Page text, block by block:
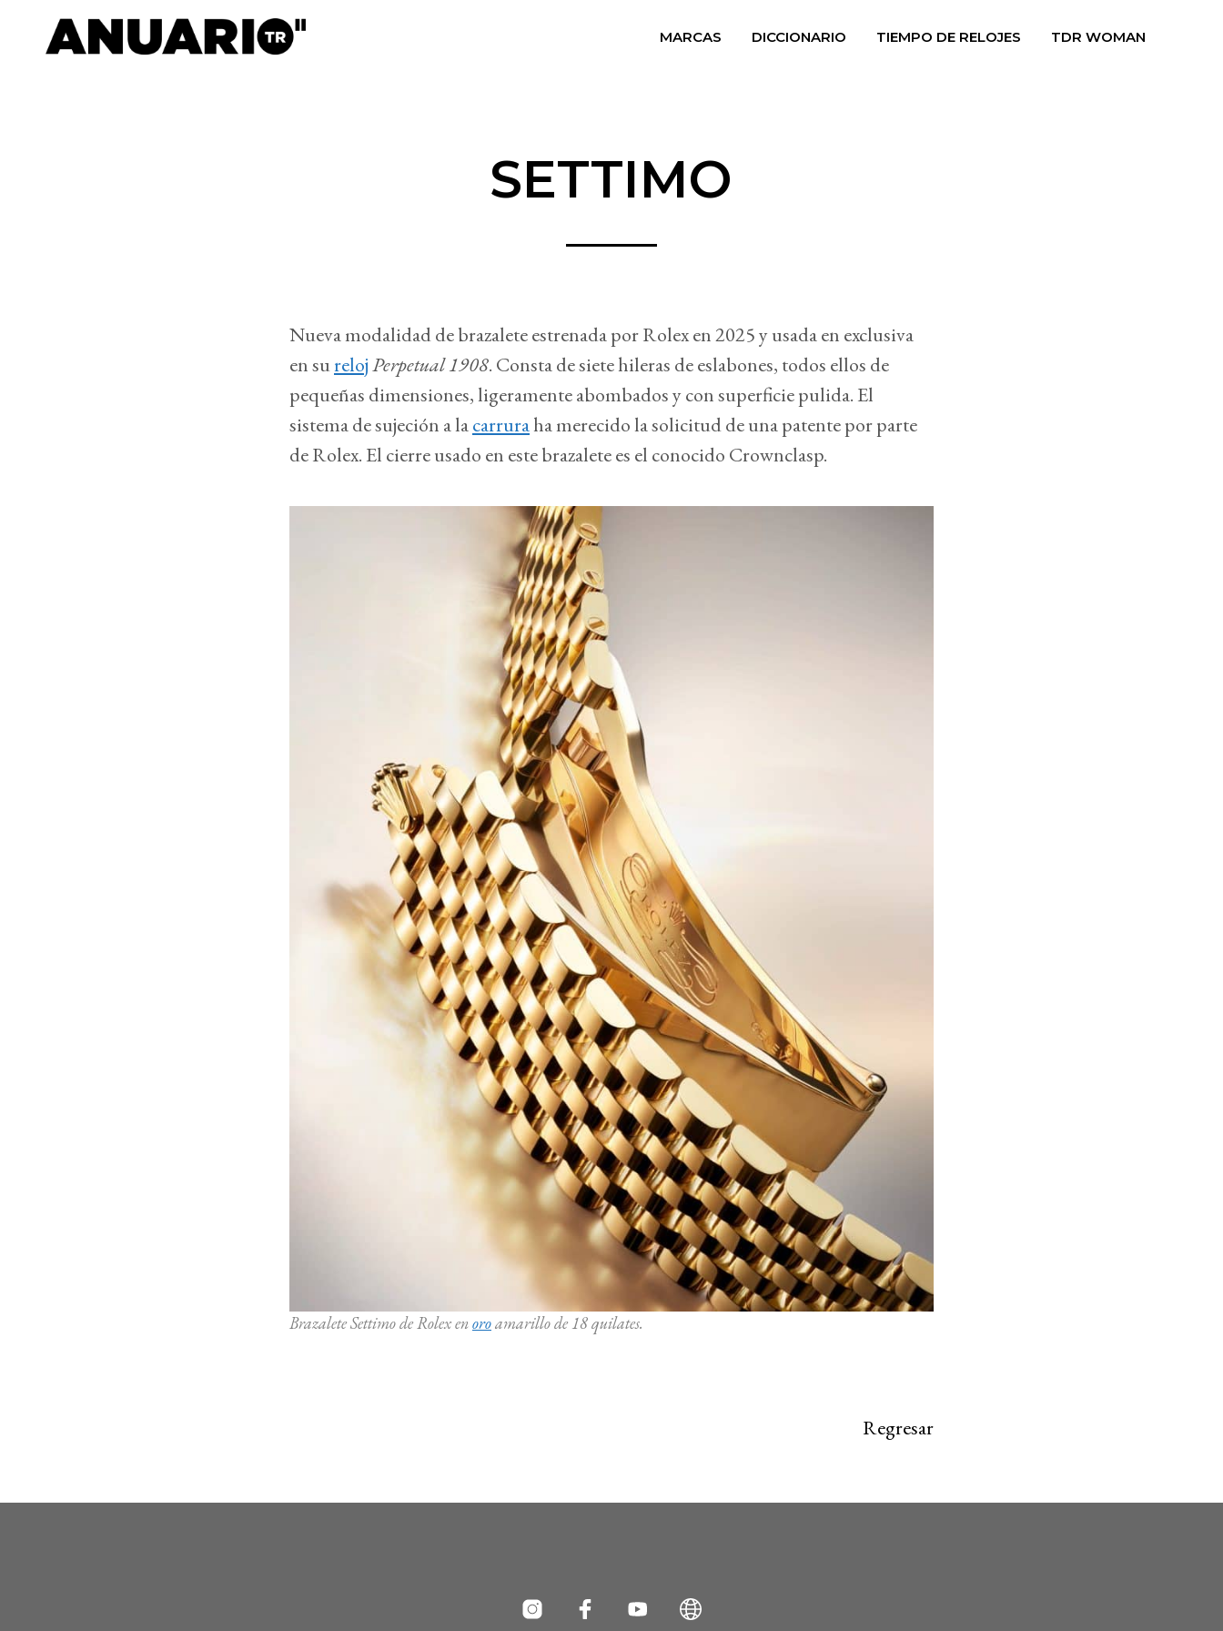
MARCAS DICCIONARIO TIEMPO DE RELOJES TDR WOMAN
SETTIMO
Nueva modalidad de brazalete estrenada por Rolex en 2025 y usada en exclusiva
en surelojPerpetual 1908. Consta de siete hileras de eslabones, todos ellos de
pequeñas dimensiones, ligeramente abombados y con superficie pulida. El
sistema de sujeción a lacarruraha merecido la solicitud de una patente por parte
de Rolex. El cierre usado en este brazalete es el conocido Crownclasp.
Brazalete Settimo de Rolex enoroamarillo de 18 quilates.
Regresar